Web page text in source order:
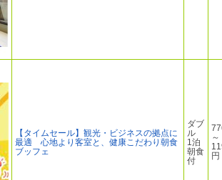
【タイムセール】観光・ビジネスの拠点に
最適 心地より客室と、健康こだわり朝食
ブッフェ
ダブ
ル
1泊
朝食
付
～
円